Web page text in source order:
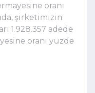
oranı
şirketimizin
1.928.357 adede
oranı yüzde